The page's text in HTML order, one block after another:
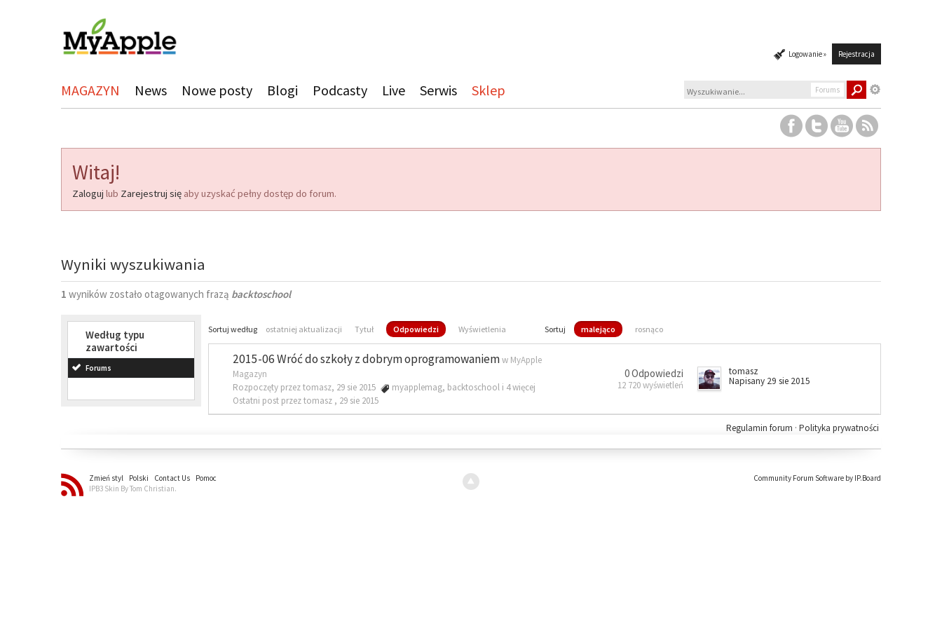
Logowanie » Rejestracja
MAGAZYN News Nowe posty Blogi Podcasty Live Serwis Sklep Forums
Witaj!
Zaloguj lub Zarejestruj się aby uzyskać pełny dostęp do forum.
Wyniki wyszukiwania
1 wyników zostało otagowanych frazą backtoschool
Według typu
zawartości
Forums
Sortuj według ostatniej aktualizacji Tytuł Odpowiedzi Wyświetlenia Sortuj malejąco rosnąco
2015-06 Wróć do szkoły z dobrym oprogramowaniemw MyApple
Magazyn
Rozpoczęty przez tomasz, 29 sie 2015
myapplemag, backtoschool i 4 więcej
Ostatni post przez tomasz , 29 sie 2015
0 Odpowiedzi
12 720 wyświetleń
tomasz
Napisany 29 sie 2015
Polityka prywatności
Regulamin forum ·
Zmień styl Polski Contact Us
Pomoc
IPB3 Skin By Tom Christian.
Community Forum Software by IP.Board